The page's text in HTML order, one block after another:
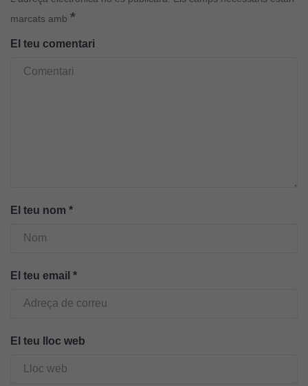
marcats amb *
El teu comentari
El teu nom *
El teu email *
El teu lloc web